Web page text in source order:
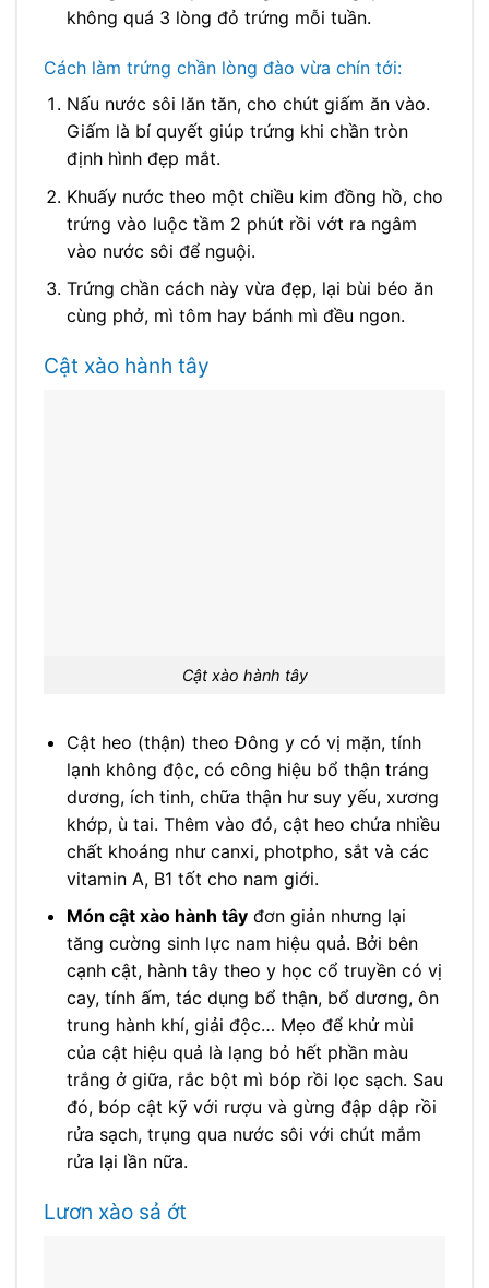
không quá 3 lòng đỏ trứng mỗi tuần.
Cách làm trứng chần lòng đào vừa chín tới:
Nấu nước sôi lăn tăn, cho chút giấm ăn vào.
Giấm là bí quyết giúp trứng khi chần tròn
định hình đẹp mắt.
Khuấy nước theo một chiều kim đồng hồ, cho
trứng vào luộc tầm 2 phút rồi vớt ra ngâm
vào nước sôi để nguội.
Trứng chần cách này vừa đẹp, lại bùi béo ăn
cùng phở, mì tôm hay bánh mì đều ngon.
Cật xào hành tây
Cật xào hành tây
Cật heo (thận) theo Đông y có vị mặn, tính
lạnh không độc, có công hiệu bổ thận tráng
dương, ích tinh, chữa thận hư suy yếu, xương
khớp, ù tai. Thêm vào đó, cật heo chứa nhiều
chất khoáng như canxi, photpho, sắt và các
vitamin A, B1 tốt cho nam giới.
Món cật xào hành tâyđơn giản nhưng lại
tăng cường sinh lực nam hiệu quả. Bởi bên
cạnh cật, hành tây theo y học cổ truyền có vị
cay, tính ấm, tác dụng bổ thận, bổ dương, ôn
trung hành khí, giải độc… Mẹo để khử mùi
của cật hiệu quả là lạng bỏ hết phần màu
trắng ở giữa, rắc bột mì bóp rồi lọc sạch. Sau
đó, bóp cật kỹ với rượu và gừng đập dập rồi
rửa sạch, trụng qua nước sôi với chút mắm
rửa lại lần nữa.
Lươn xào sả ớt